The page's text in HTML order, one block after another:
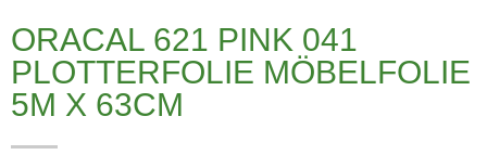
ORACAL 621 PINK 041
PLOTTERFOLIE MÖBELFOLIE
5M X 63CM